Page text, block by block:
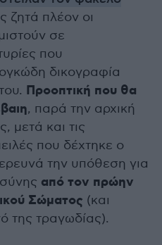
ζητά πλέον οι
σε
που
δικογραφία
Προοπτική που θα
, παρά την αρχική
μετά και τις
που δέχτηκε ο
την υπόθεση για
από τον πρώην
Σώματος (και
της τραγωδίας).